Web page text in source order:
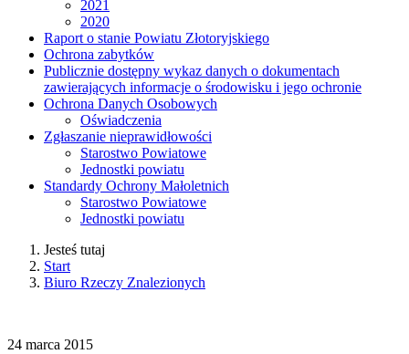
2021
2020
Raport o stanie Powiatu Złotoryjskiego
Ochrona zabytków
Publicznie dostępny wykaz danych o dokumentach
zawierających informacje o środowisku i jego ochronie
Ochrona Danych Osobowych
Oświadczenia
Zgłaszanie nieprawidłowości
Starostwo Powiatowe
Jednostki powiatu
Standardy Ochrony Małoletnich
Starostwo Powiatowe
Jednostki powiatu
Jesteś tutaj
Start
Biuro Rzeczy Znalezionych
24 marca 2015